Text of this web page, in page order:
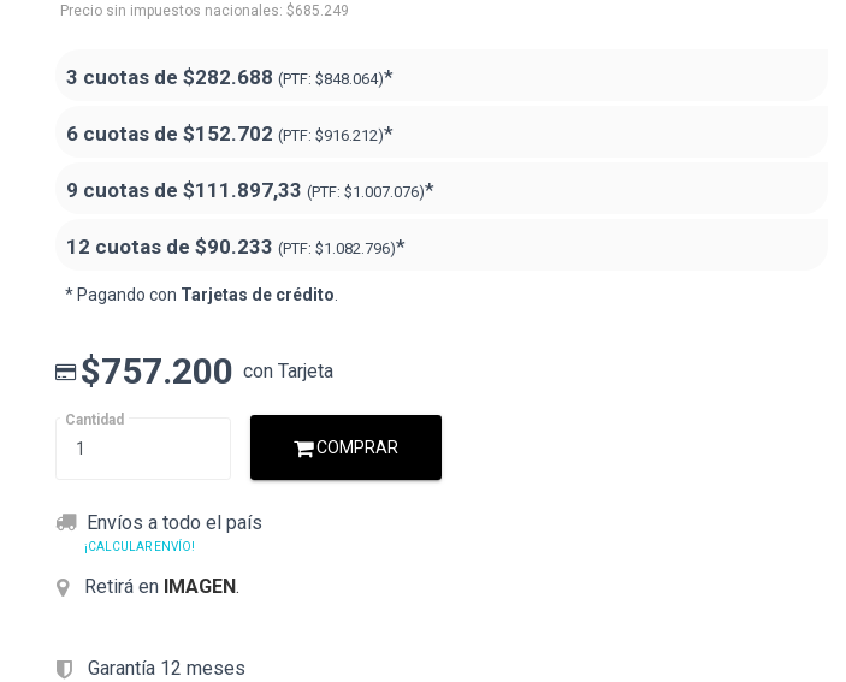
Precio sin impuestos nacionales: $685.249
3 cuotas de $282.688 (PTF: $848.064)*
6 cuotas de $152.702 (PTF: $916.212)*
9 cuotas de $111.897,33 (PTF: $1.007.076)*
12 cuotas de $90.233 (PTF: $1.082.796)*
* Pagando con Tarjetas de crédito
$757.200 con Tarjeta
Cantidad
COMPRAR
Envíos a todo el país
¡CALCULAR ENVÍO!
Retirá en IMAGEN.
Garantía 12 meses